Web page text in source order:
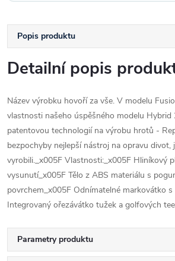
Popis produktu
Detailní popis
Název výrobku hovoří za vše. V modelu
vlastnosti našeho úspěšného modelu Hybrid
patentovou technologií na výrobu hrotů -
bezpochyby nejlepší nástroj na opravu divot,
vyrobili._x005F Vlastnosti:_x005F Hliníkový
vysunutí_x005F Tělo z ABS materiálu s
povrchem_x005F Odnímatelné markovátko
Integrovaný ořezávátko tužek a golfových tee
Parametry produktu